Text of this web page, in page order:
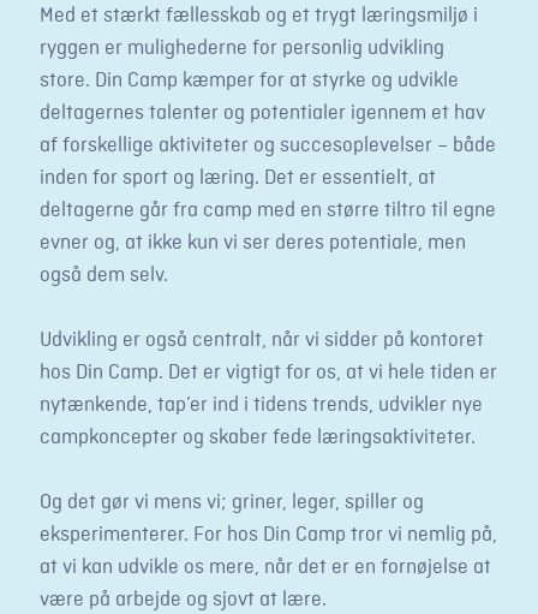
Med et stærkt fællesskab og et trygt læringsmiljø i
ryggen er mulighederne for personlig udvikling
store. Din Camp kæmper for at styrke og udvikle
deltagernes talenter og potentialer igennem et hav
af forskellige aktiviteter og succesoplevelser – både
inden for sport og læring. Det er essentielt, at
deltagerne går fra camp med en større tiltro til egne
evner og, at ikke kun vi ser deres potentiale, men
også dem selv.
Udvikling er også centralt, når vi sidder på kontoret
hos Din Camp. Det er vigtigt for os, at vi hele tiden er
nytænkende, tap’er ind i tidens trends, udvikler nye
campkoncepter og skaber fede læringsaktiviteter.
Og det gør vi mens vi; griner, leger, spiller og
eksperimenterer. For hos Din Camp tror vi nemlig på,
at vi kan udvikle os mere, når det er en fornøjelse at
være på arbejde og sjovt at lære.